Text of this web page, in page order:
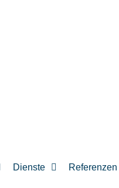
Dienste Referenzen